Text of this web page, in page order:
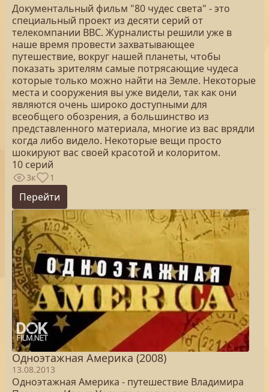
Документальный фильм "80 чудес света" - это
специальный проект из десяти серий от
телекомпании ВВС. Журналисты решили уже в
наше время провести захватывающее
путешествие, вокруг нашей планеты, чтобы
показать зрителям самые потрясающие чудеса
которые только можно найти на Земле. Некоторые
места и сооружения вы уже видели, так как они
являются очень широко доступными для
всеобщего обозрения, а большинство из
представленного материала, многие из вас врядли
когда либо видело. Некоторые вещи просто
шокируют вас своей красотой и колоритом.
10 серий
3к 1
Перейти
Одноэтажная Америка (2008)
13.08.2013
Одноэтажная Америка - путешествие Владимира